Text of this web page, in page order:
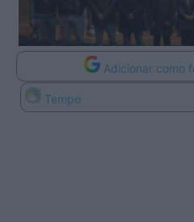
Adicionar como
Tempo